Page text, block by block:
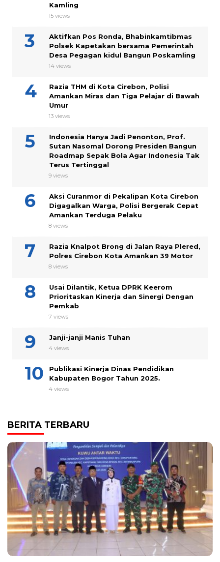
Kamling
15 views
Aktifkan Pos Ronda, Bhabinkamtibmas
Polsek Kapetakan bersama Pemerintah
Desa Pegagan kidul Bangun Poskamling
14 views
Razia THM di Kota Cirebon, Polisi
Amankan Miras dan Tiga Pelajar di Bawah
Umur
13 views
Indonesia Hanya Jadi Penonton, Prof.
Sutan Nasomal Dorong Presiden Bangun
Roadmap Sepak Bola Agar Indonesia Tak
Terus Tertinggal
9 views
Aksi Curanmor di Pekalipan Kota Cirebon
Digagalkan Warga, Polisi Bergerak Cepat
Amankan Terduga Pelaku
8 views
Razia Knalpot Brong di Jalan Raya Plered,
Polres Cirebon Kota Amankan 39 Motor
8 views
Usai Dilantik, Ketua DPRK Keerom
Prioritaskan Kinerja dan Sinergi Dengan
Pemkab
7 views
Janji-janji Manis Tuhan
4 views
Publikasi Kinerja Dinas Pendidikan
Kabupaten Bogor Tahun 2025.
4 views
BERITA TERBARU